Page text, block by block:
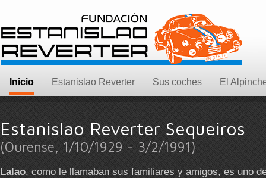
Inicio Estanislao Reverter Sus coches El
Estanislao Reverter Sequeiros
(Ourense, 1/10/1929 - 3/2/1991)
Lalao, como le llamaban sus familiares y amigos, es uno